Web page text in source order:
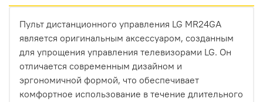
Пульт дистанционного управления LG MR24GA
является оригинальным аксессуаром, созданным
для упрощения управления телевизорами LG. Он
отличается современным дизайном и
эргономичной формой, что обеспечивает
комфортное использование в течение длительного